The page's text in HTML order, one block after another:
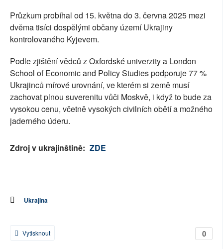
Průzkum probíhal od 15. května do 3. června 2025 mezi
dvěma tisíci dospělými občany území Ukrajiny
kontrolovaného Kyjevem.
Podle zjištění vědců z Oxfordské univerzity a London
School of Economic and Policy Studies podporuje 77 %
Ukrajinců mírové urovnání, ve kterém si země musí
zachovat plnou suverenitu vůči Moskvě, i když to bude za
vysokou cenu, včetně vysokých civilních obětí a možného
jaderného úderu.
Zdroj v ukrajinštině: ZDE
Ukrajina
0
Vytisknout